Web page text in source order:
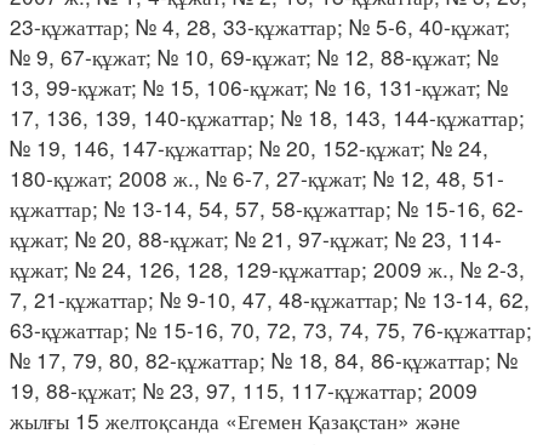
23-құжаттар; № 4, 28, 33-құжаттар; № 5-6, 40-құжат;
№ 9, 67-құжат; № 10, 69-құжат; № 12, 88-құжат; №
13, 99-құжат; № 15, 106-құжат; № 16, 131-құжат; №
17, 136, 139, 140-құжаттар; № 18, 143, 144-құжаттар;
№ 19, 146, 147-құжаттар; № 20, 152-құжат; № 24,
180-құжат; 2008 ж., № 6-7, 27-құжат; № 12, 48, 51-
құжаттар; № 13-14, 54, 57, 58-құжаттар; № 15-16, 62-
құжат; № 20, 88-құжат; № 21, 97-құжат; № 23, 114-
құжат; № 24, 126, 128, 129-құжаттар; 2009 ж., № 2-3,
7, 21-құжаттар; № 9-10, 47, 48-құжаттар; № 13-14, 62,
63-құжаттар; № 15-16, 70, 72, 73, 74, 75, 76-құжаттар;
№ 17, 79, 80, 82-құжаттар; № 18, 84, 86-құжаттар; №
19, 88-құжат; № 23, 97, 115, 117-құжаттар; 2009
жылғы 15 желтоқсанда «Егемен Қазақстан» және